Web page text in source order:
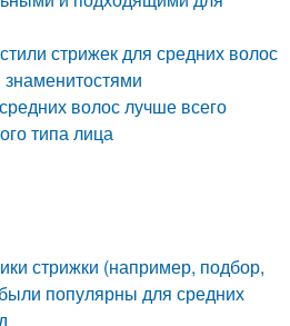
стрижек для средних волос
волос лучше всего
типа лица
стрижки (например, подбор,
популярны для средних